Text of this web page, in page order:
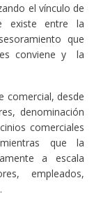
el vínculo de
existe entre la
que
conviene y la
comercial, desde
denominación
comerciales
que la
a escala
empleados,